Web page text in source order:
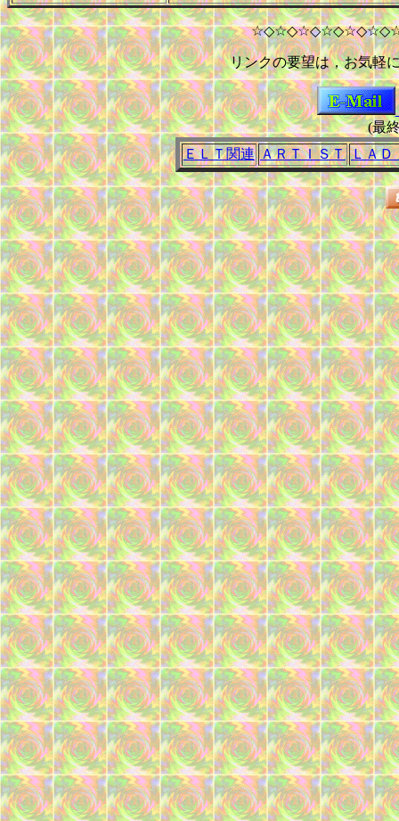
リンクの要望は，お気軽
(最
ＥＬＴ関連 ＡＲＴＩＳＴ ＬＡＤ